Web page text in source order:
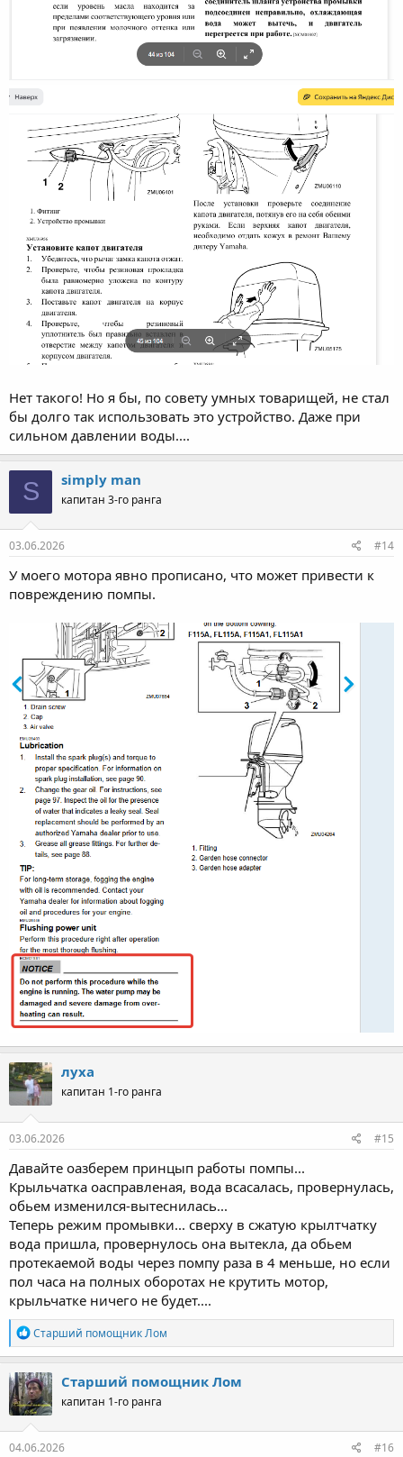
Нет такого! Но я бы, по совету умных товарищей, не стал
бы долго так использовать это устройство. Даже при
сильном давлении воды....
S simply man
капитан 3-го ранга
03.06.2026 #14
У моего мотора явно прописано, что может привести к
повреждению помпы.
луха
капитан 1-го ранга
03.06.2026 #15
Давайте оазберем принцып работы помпы...
Крыльчатка оасправленая, вода всасалась, провернулась,
обьем изменился-вытеснилась...
Теперь режим промывки... сверху в сжатую крылтчатку
вода пришла, провернулось она вытекла, да обьем
протекаемой воды через помпу раза в 4 меньше, но если
пол часа на полных оборотах не крутить мотор,
крыльчатке ничего не будет....
Р
е
а
к
ц
и
и
:
Старший помощник Лом
Старший помощник Лом
капитан 1-го ранга
04.06.2026 #16